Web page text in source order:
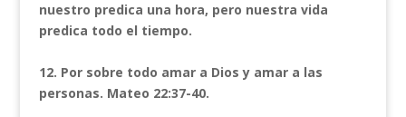
nuestro predica una hora, pero nuestra vida
predica todo el tiempo.
12. Por sobre todo amar a Dios y amar a las
personas. Mateo 22:37-40.